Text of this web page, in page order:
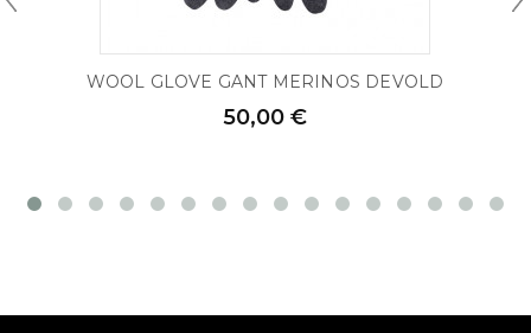
WOOL GLOVE GANT MERINOS DEVOLD
50,00 €